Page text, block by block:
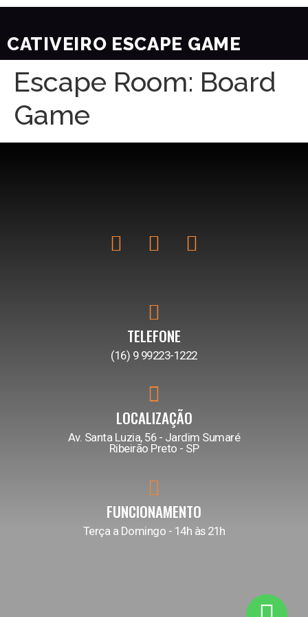
CATIVEIRO ESCAPE GAME
Escape Room: Board
Game
TELEFONE
(16) 9 99223-1222
LOCALIZAÇÃO
Av. Santa Luzia, 56 - Jardim Sumaré
Ribeirão Preto - SP
FUNCIONAMENTO
Terça a Domingo - 14h às 21h